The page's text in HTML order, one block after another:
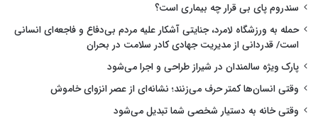
سندروم پای بی قرار چه بیماری است؟
حمله به ورزشگاه لامرد، جنایتی آشکار علیه مردم بی‌دفاع و فاجعه‌ای انسانی
است/ قدردانی از مدیریت جهادی کادر سلامت در بحران
پارک ویژه سالمندان در شیراز طراحی و اجرا می‌شود
وقتی انسان‌ها کمتر حرف می‌زنند؛ نشانه‌ای از عصر انزوای خاموش
وقتی خانه به دستیار شخصی شما تبدیل می‌شود